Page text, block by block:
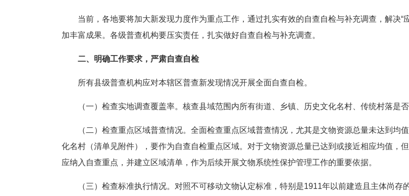
当前，各地要将加大新发现力度作为重点工作，通过扎实有效的自查自检与补充调查，解决
加丰富成果。各级普查机构要压实责任，扎实做好自查自检与补充调查。
二、明确工作要求，严肃自查自检
所有县级普查机构应对本辖区普查新发现情况开展全面自查自检。
（一）检查实地调查覆盖率。核查县域范围内所有街道、乡镇、历史文化名村、传统村落是
（二）检查重点区域普查情况。全面检查重点区域普查情况，尤其是文物资源总量未达到均
化名村（清单见附件），要作为自查自检重点区域。对于文物资源总量已达到或接近相应均值，
应纳入自查重点，并建立区域清单，作为后续开展文物系统性保护管理工作的重要依据。
（三）检查标准执行情况。对照不可移动文物认定标准，特别是1911年以前建造且主体尚